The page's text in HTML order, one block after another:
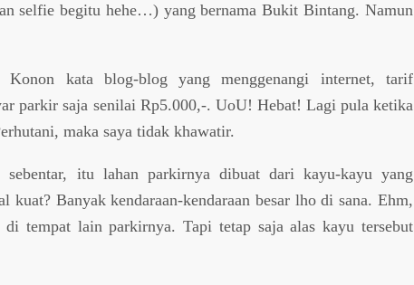
selfie begitu hehe…) yang bernama Bukit Bintang. Namun
Konon kata blog-blog yang menggenangi internet, tarif
parkir saja senilai Rp5.000,-. UoU! Hebat! Lagi pula ketika
maka saya tidak khawatir.
sebentar, itu lahan parkirnya dibuat dari kayu-kayu yang
kuat? Banyak kendaraan-kendaraan besar lho di sana. Ehm,
tempat lain parkirnya. Tapi tetap saja alas kayu tersebut